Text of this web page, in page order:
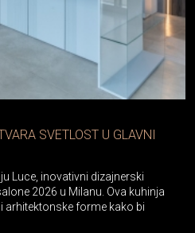
SVETLOST U GLAVNI
Luce, inovativni dizajnerski
2026 u Milanu. Ova kuhinja
arhitektonske forme kako bi